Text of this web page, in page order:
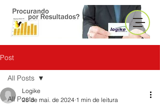
Post
All Posts
All Posts
Logike
28 de mai. de 2024 1 min de leitura